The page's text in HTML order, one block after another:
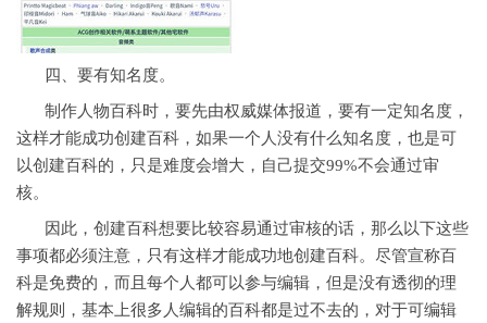
四、要有知名度。
制作人物百科时，要先由权威媒体报道，要有一定知名度，
这样才能成功创建百科，如果一个人没有什么知名度，也是可
以创建百科的，只是难度会增大，自己提交99%不会通过审
核。
因此，创建百科想要比较容易通过审核的话，那么以下这些
事项都必须注意，只有这样才能成功地创建百科。尽管宣称百
科是免费的，而且每个人都可以参与编辑，但是没有透彻的理
解规则，基本上很多人编辑的百科都是过不去的，对于可编辑